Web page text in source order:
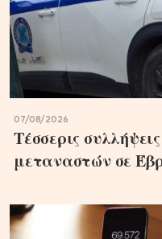
07/08/2026
Τέσσερις
μεταναστών σε